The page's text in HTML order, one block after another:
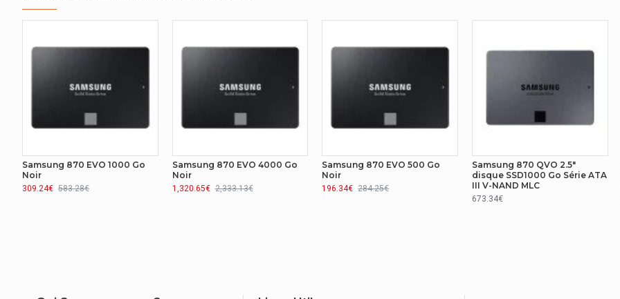
Samsung 870 EVO 1000 Go
Noir
309.24€ 583.28€
Samsung 870 EVO 4000 Go
Noir
1,320.65€ 2,333.13€
Samsung 870 EVO 500 Go
Noir
196.34€ 284.25€
Samsung 870 QVO 2.5"
disque SSD1000 Go Série ATA
III V-NAND MLC
673.34€